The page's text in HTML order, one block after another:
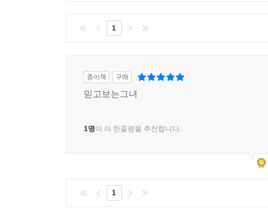
1
종이책 구매
믿고보는그녀
1명이 이 한줄평을 추천합니다.
1